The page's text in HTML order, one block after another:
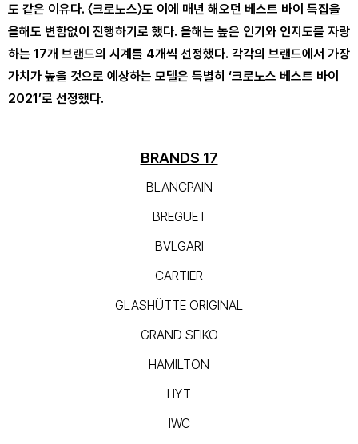
도 같은 이유다. 〈크로노스〉도 이에 매년 해오던 베스트 바이 특집을
올해도 변함없이 진행하기로 했다. 올해는 높은 인기와 인지도를 자랑
하는 17개 브랜드의 시계를 4개씩 선정했다. 각각의 브랜드에서 가장
가치가 높을 것으로 예상하는 모델은 특별히 ‘크로노스 베스트 바이
2021’로 선정했다.
BRANDS 17
BLANCPAIN
BREGUET
BVLGARI
CARTIER
GLASHÜTTE ORIGINAL
GRAND SEIKO
HAMILTON
HYT
IWC